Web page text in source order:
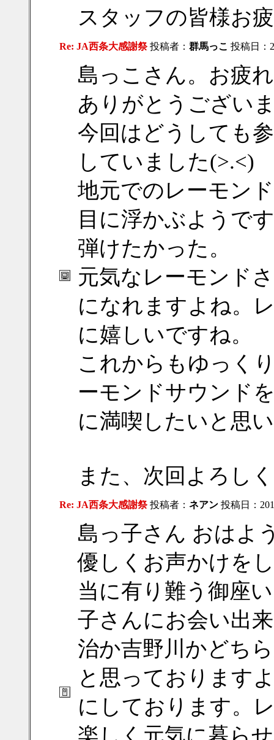
スタッフの皆様お
Re: JA西条大感謝祭投稿者： 群馬っこ 投稿日：
島っこさん。お疲
ありがとうござい
今回はどうしても
していました(>.<)
地元でのレーモン
目に浮かぶようで
弾けたかった。
元気なレーモンド
になれますよね。
に嬉しいですね。
これからもゆっく
ーモンドサウンド
に満喫したいと思
また、次回よろし
Re: JA西条大感謝祭投稿者： ネアン 投稿日：
島っ子さん おはよ
優しくお声かけを
当に有り難う御座
子さんにお会い出
治か吉野川かどち
と思っております
にしております。
楽しく元気に暮ら